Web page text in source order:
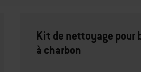
Kit de nettoyage pour
à charbon